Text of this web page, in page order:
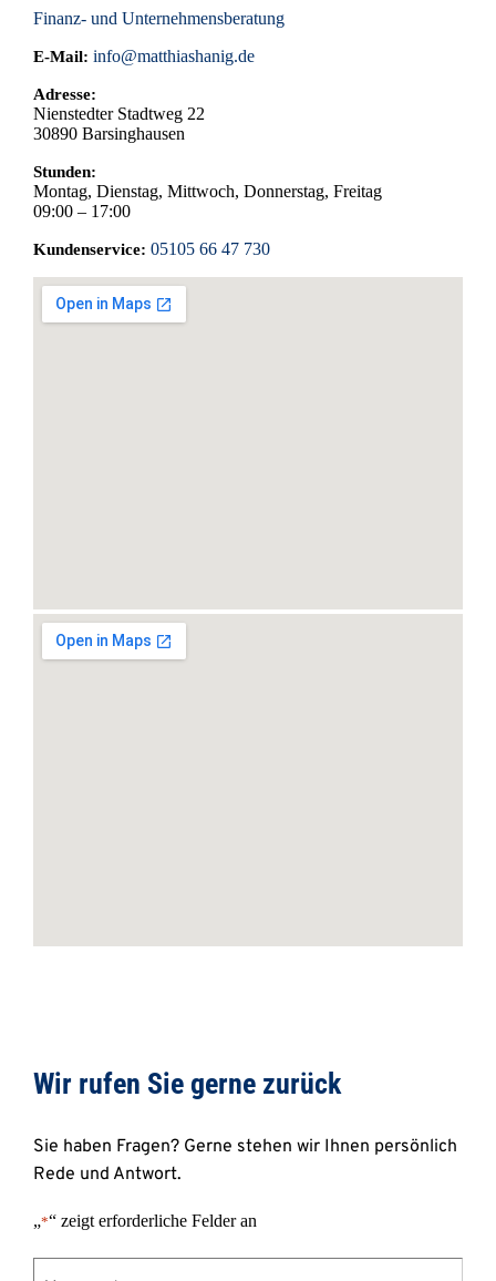
Leistungen variieren je nach Anbieter und Vertrag.
Finanz- und Unternehmensberatung
E-Mail: info@matthiashanig.de
Adresse:
Nienstedter Stadtweg 22
30890 Barsinghausen
Stunden:
Montag, Dienstag, Mittwoch, Donnerstag, Freitag
09:00 – 17:00
Kundenservice: 05105 66 47 730
Wir rufen Sie gerne zurück
Sie haben Fragen? Gerne stehen wir Ihnen persönlich
Rede und Antwort.
„*“ zeigt erforderliche Felder an